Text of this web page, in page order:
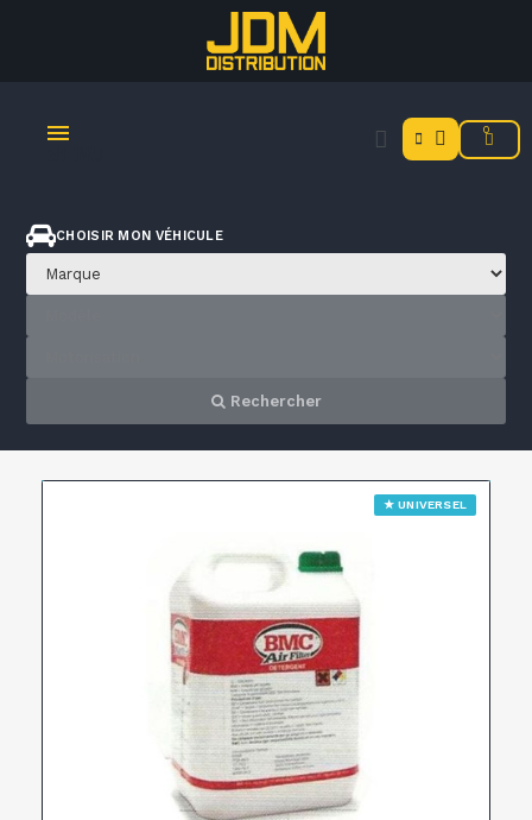
CHOISIR MON VÉHICULE
Rechercher
★ UNIVERSEL